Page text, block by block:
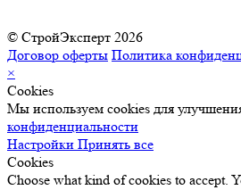
© СтройЭксперт 2026
Договор оферты Политика
×
Cookies
Мы используем cookies для
конфиденциальности
Настройки Принять все
Cookies
Choose what kind of cookies to accept.